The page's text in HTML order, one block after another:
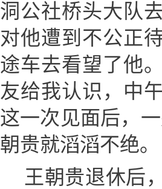
洞公社桥头大队
对他遭到不公正
途车去看望了他
友给我认识，中
这一次见面后，
朝贵就滔滔不绝。
王朝贵退休后